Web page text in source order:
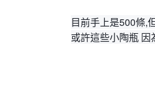
目前手上是500條,
或許這些小陶瓶